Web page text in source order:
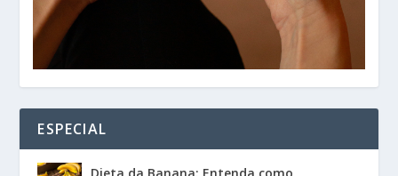
ESPECIAL